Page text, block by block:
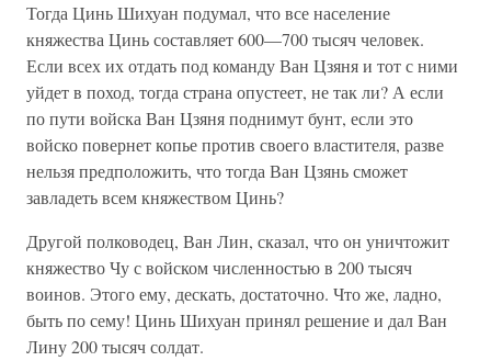
Тогда Цинь Шихуан подумал, что все население
княжества Цинь составляет 600—700 тысяч человек.
Если всех их отдать под команду Ван Цзяня и тот с ними
уйдет в поход, тогда страна опустеет, не так ли? А если
по пути войска Ван Цзяня поднимут бунт, если это
войско повернет копье против своего властителя, разве
нельзя предположить, что тогда Ван Цзянь сможет
завладеть всем княжеством Цинь?
Другой полководец, Ван Лин, сказал, что он уничтожит
княжество Чу с войском численностью в 200 тысяч
воинов. Этого ему, дескать, достаточно. Что же, ладно,
быть по сему! Цинь Шихуан принял решение и дал Ван
Лину 200 тысяч солдат.